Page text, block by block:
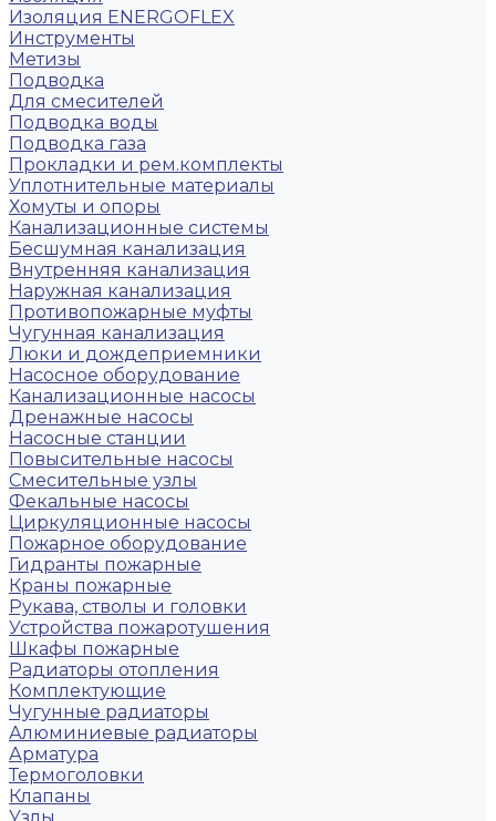
Изоляция ENERGOFLEX
Инструменты
Метизы
Подводка
Для смесителей
Подводка воды
Подводка газа
Прокладки и рем.комплекты
Уплотнительные материалы
Хомуты и опоры
Канализационные системы
Бесшумная канализация
Внутренняя канализация
Наружная канализация
Противопожарные муфты
Чугунная канализация
Люки и дождеприемники
Насосное оборудование
Канализационные насосы
Дренажные насосы
Насосные станции
Повысительные насосы
Смесительные узлы
Фекальные насосы
Циркуляционные насосы
Пожарное оборудование
Гидранты пожарные
Краны пожарные
Рукава, стволы и головки
Устройства пожаротушения
Шкафы пожарные
Радиаторы отопления
Комплектующие
Чугунные радиаторы
Алюминиевые радиаторы
Арматура
Термоголовки
Клапаны